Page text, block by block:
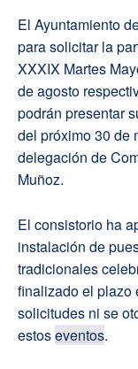
El Ayuntamiento
para solicitar la
XXXIX Martes
de agosto
podrán presentar
del próximo 30 de
delegación de
Muñoz.
El consistorio ha
instalación de
tradicionales
finalizado el plazo
solicitudes ni se
estoseventos.